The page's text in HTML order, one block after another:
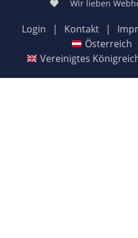
Wir lieben
Login | Kontakt |
Österreich
Vereinigtes